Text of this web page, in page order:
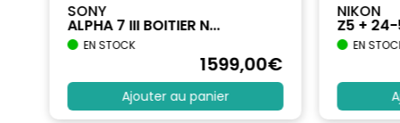
SONY
ALPHA 7 III BOITIER N...
EN STOCK
1599,00€
Ajouter au panier
NIKON
Z5 +
EN